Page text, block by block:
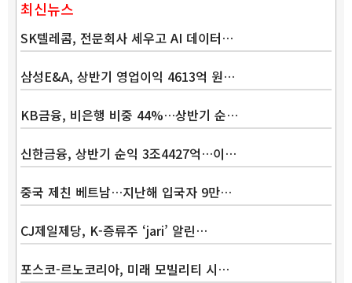
최신뉴스
SK텔레콤, 전문회사 세우고 AI 데이터…
삼성E&A, 상반기 영업이익 4613억 원…
KB금융, 비은행 비중 44%…상반기 순…
신한금융, 상반기 순익 3조4427억…이…
중국 제친 베트남…지난해 입국자 9만…
CJ제일제당, K-증류주 ‘jari’ 알린…
포스코-르노코리아, 미래 모빌리티 시…